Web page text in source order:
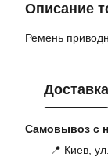
Описание
Ремень
Доставка
Самовывоз с
📍 Киев, ул.